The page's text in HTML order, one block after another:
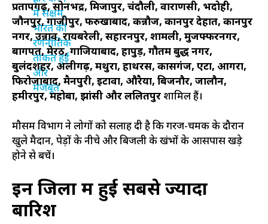
प्रतापगढ़, सोनभद्र, मिर्जापुर, चंदौली, वाराणसी, भदोही,
जौनपुर, गाजीपुर, फर्रुखाबाद, कन्नौज, कानपुर देहात, कानपुर
नगर, उन्नाव, रायबरेली, सहारनपुर, शामली, मुजफ्फरनगर,
बागपत, मेरठ, गाजियाबाद, हापुड़, गौतम बुद्ध नगर,
बुलंदशहर, अलीगढ़, मथुरा, हाथरस, कासगंज, एटा, आगरा,
फिरोजाबाद, मैनपुरी, इटावा, औरैया, बिजनौर, जालौन,
हमीरपुर, महोबा, झांसी और ललितपुर शामिल हैं।
मौसम विभाग ने लोगों को सलाह दी है कि गरज-चमक के दौरान
खुले मैदान, पेड़ों के नीचे और बिजली के खंभों के आसपास खड़े
होने से बचें।
इन जिलों में हुई सबसे ज्यादा
बारिश